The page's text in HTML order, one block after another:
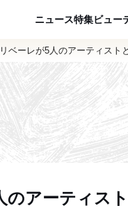
ニュース特集ビュー
リベーレが5人のアーティス
のアーティス